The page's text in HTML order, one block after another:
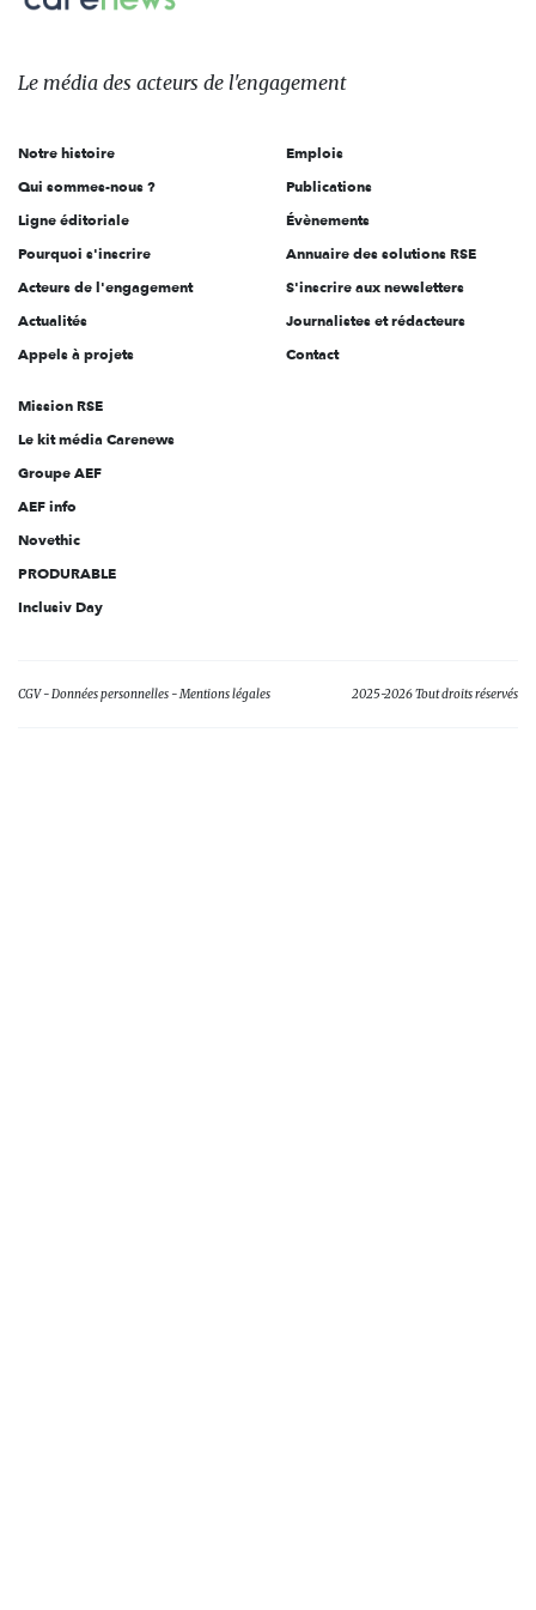
Le
des
l'engagement
Le média des acteurs de l'engagement
Notre histoire
Qui sommes-nous ?
Ligne éditoriale
Pourquoi s'inscrire
Acteurs de l'engagement
Actualités
Appels à projets
Emplois
Publications
Évènements
Annuaire des solutions RSE
S'inscrire aux newsletters
Journalistes et rédacteurs
Contact
Mission RSE
Le kit média Carenews
Groupe AEF
AEF info
Novethic
PRODURABLE
Inclusiv Day
CGV Données personnelles Mentions légales 2025-2026 Tout droits réservés